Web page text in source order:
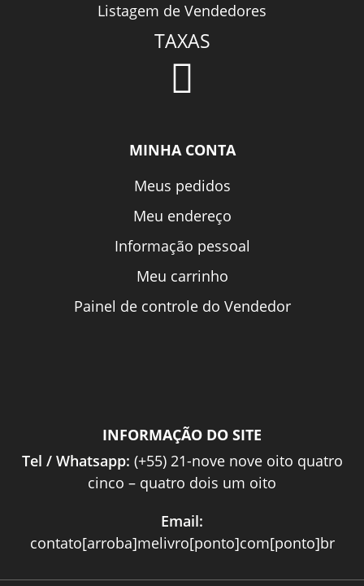
Listagem de Vendedores
TAXAS
MINHA CONTA
Meus pedidos
Meu endereço
Informação pessoal
Meu carrinho
Painel de controle do Vendedor
INFORMAÇÃO DO SITE
Tel / Whatsapp: (+55) 21-nove nove oito quatro
cinco – quatro dois um oito
Email:
contato[arroba]melivro[ponto]com[ponto]br